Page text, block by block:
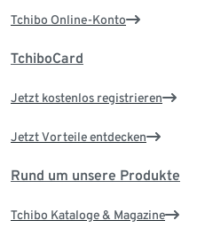
Tchibo Online-Konto
TchiboCard
Jetzt kostenlos registrieren
Jetzt Vorteile entdecken
Rund um unsere Produkte
Tchibo Kataloge & Magazine